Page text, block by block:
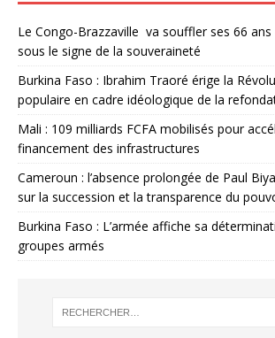
Le Congo-Brazzaville va souffler ses 66 ans
sous le signe de la souveraineté
Burkina Faso : Ibrahim Traoré érige la
populaire en cadre idéologique de la
Mali : 109 milliards FCFA mobilisés pour
financement des infrastructures
Cameroun : l’absence prolongée de Paul
sur la succession et la transparence du
Burkina Faso : L’armée affiche sa
groupes armés